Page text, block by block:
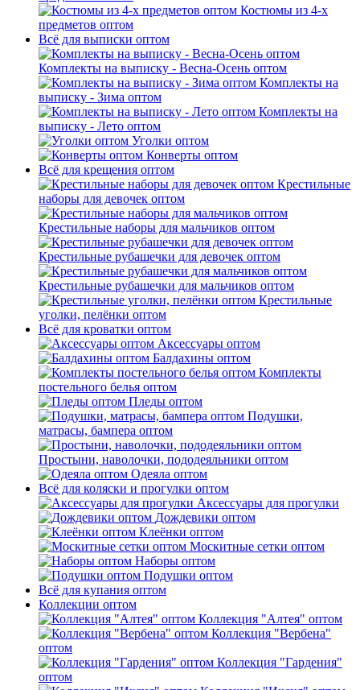
Костюмы из 4-х
предметов оптом
Всё для выписки оптом
Комплекты на выписку - Весна-Осень оптом
Комплекты на
выписку - Зима оптом
Комплекты на
выписку - Лето оптом
Уголки оптом
Конверты оптом
Всё для крещения оптом
Крестильные
наборы для девочек оптом
Крестильные наборы для мальчиков оптом
Крестильные рубашечки для девочек оптом
Крестильные рубашечки для мальчиков оптом
Крестильные
уголки, пелёнки оптом
Всё для кроватки оптом
Аксессуары оптом
Балдахины оптом
Комплекты
постельного белья оптом
Пледы оптом
Подушки,
матрасы, бампера оптом
Простыни, наволочки, пододеяльники оптом
Одеяла оптом
Всё для коляски и прогулки оптом
Аксессуары для прогулки
Дождевики оптом
Клеёнки оптом
Москитные сетки оптом
Наборы оптом
Подушки оптом
Всё для купания оптом
Коллекции оптом
Коллекция "Алтея" оптом
Коллекция "Вербена"
оптом
Коллекция "Гардения"
оптом